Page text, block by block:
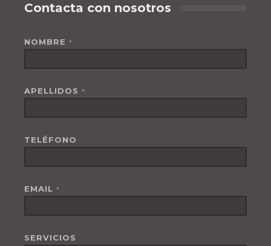
Contacta con nosotros
NOMBRE *
APELLIDOS *
TELÉFONO
EMAIL *
SERVICIOS